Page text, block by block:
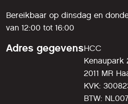
Bereikbaar op dinsdag en
van 12:00 tot 16:00
Adres gegevensHCC
Kenaupark
2011 MR
KVK:
BTW: